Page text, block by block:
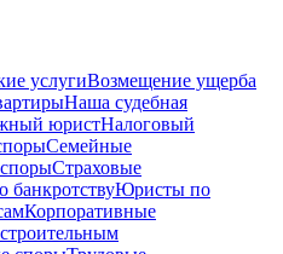
услугиВозмещение ущерба
Наша судебная
юристНалоговый
Семейные
Страховые
банкротствуЮристы по
Корпоративные